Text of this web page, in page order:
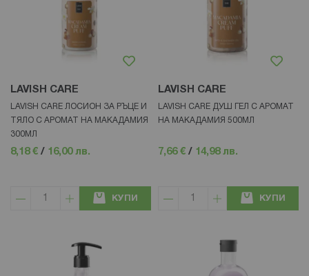
LAVISH CARE
LAVISH CARE ЛОСИОН ЗА РЪЦЕ И
ТЯЛО С АРОМАТ НА МАКАДАМИЯ
300МЛ
8,18 € / 16,00 лв.
КУПИ
LAVISH CARE
LAVISH CARE ДУШ ГЕЛ С АРОМАТ
НА МАКАДАМИЯ 500МЛ
7,66 € / 14,98 лв.
КУПИ